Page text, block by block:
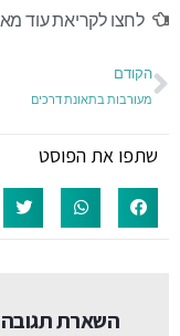
לחצו לקריאת עוד
הקודם
מעורבות בתאונת דרכים
שתפו את הפוסט
השארת תגובה